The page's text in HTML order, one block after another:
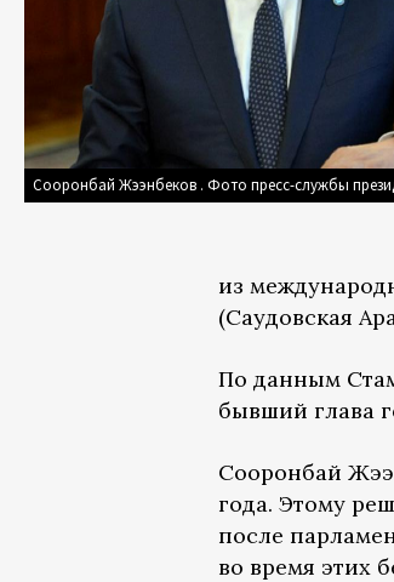
Сооронбай Жээнбеков . Фото пресс-службы
из
(Саудовская
По данным
бывший глава
Сооронбай
года. Этому
после
во время этих